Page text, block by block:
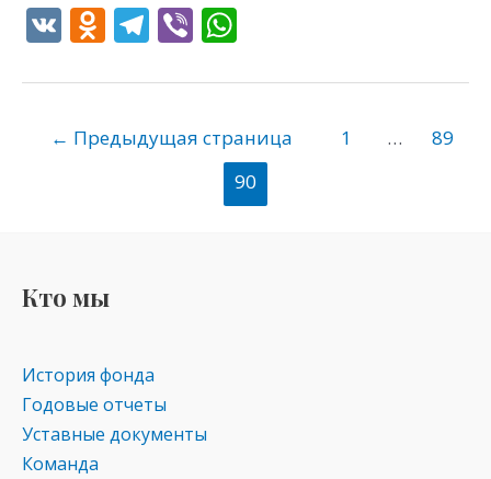
V O
n
o
ki
T
e
gr
a
Vi
er at
s
A
p
← Предыдущая страница 1 …
89
90
Кто мы
История фонда
Годовые отчеты
Уставные документы
Команда